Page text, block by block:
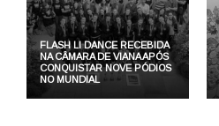
FLASH LI DANCE RECEBIDA
NA CÂMARA DE VIANA APÓS
CONQUISTAR NOVE PÓDIOS
NO MUNDIAL